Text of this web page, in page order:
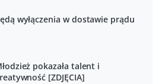
wyłączenia w dostawie prądu
pokazała talent i
[ZDJĘCIA]